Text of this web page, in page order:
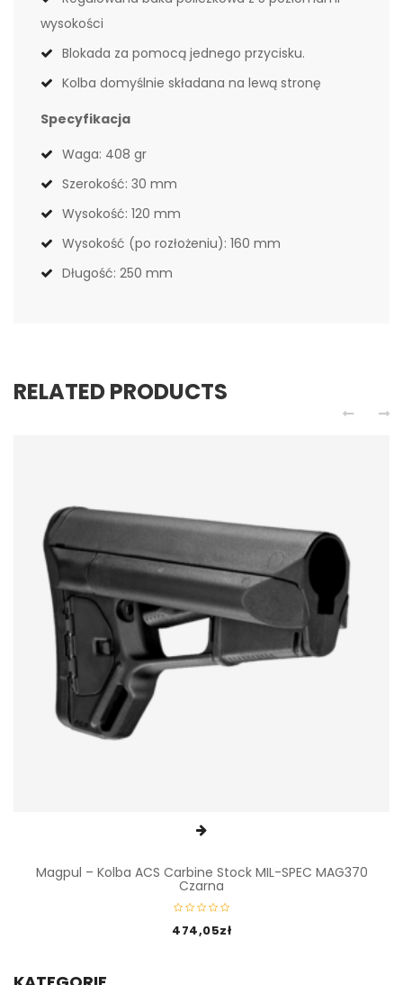
wysokości
Blokada za pomocą jednego przycisku.
Kolba domyślnie składana na lewą stronę
Specyfikacja
Waga: 408 gr
Szerokość: 30 mm
Wysokość: 120 mm
Wysokość (po rozłożeniu): 160 mm
Długość: 250 mm
RELATED PRODUCTS
Magpul – Kolba ACS Carbine Stock MIL-SPEC MAG370
Czarna
474,05zł